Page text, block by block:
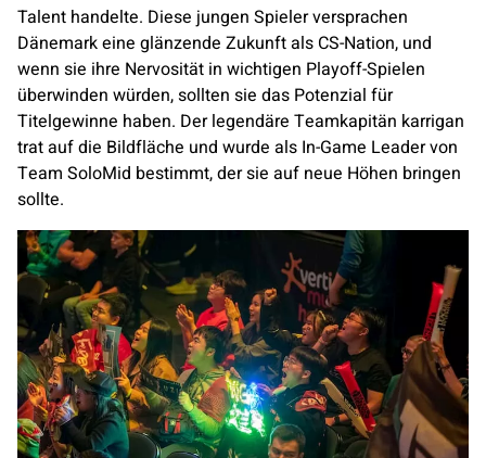
Talent handelte. Diese jungen Spieler versprachen
Dänemark eine glänzende Zukunft als CS-Nation, und
wenn sie ihre Nervosität in wichtigen Playoff-Spielen
überwinden würden, sollten sie das Potenzial für
Titelgewinne haben. Der legendäre Teamkapitän karrigan
trat auf die Bildfläche und wurde als In-Game Leader von
Team SoloMid bestimmt, der sie auf neue Höhen bringen
sollte.